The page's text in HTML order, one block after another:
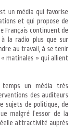
un média qui favorise
et qui propose de
Français continuent de
la radio plus que sur
au travail, à se tenir
matinales » qui allient
temps un média très
des auditeurs
sujets de politique, de
malgré l’essor de la
attractivité auprès